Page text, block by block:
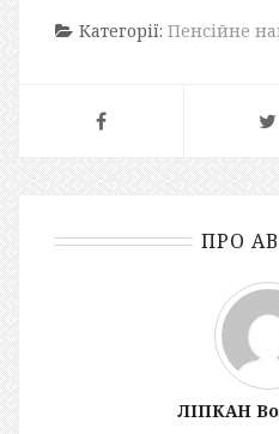
Категорії: Пенсійне
ПРО
ЛІПКАН